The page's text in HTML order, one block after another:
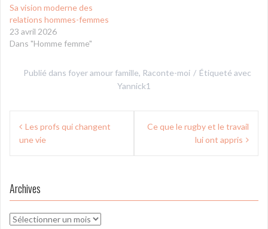
Sa vision moderne des
relations hommes-femmes
23 avril 2026
Dans "Homme femme"
Publié dans foyer amour famille, Raconte-moi
Étiqueté avec
Yannick1
Navigation
deLes profs qui changent
une vie
Ce que le rugby et le travail
lui ont appris
Archives
Archives